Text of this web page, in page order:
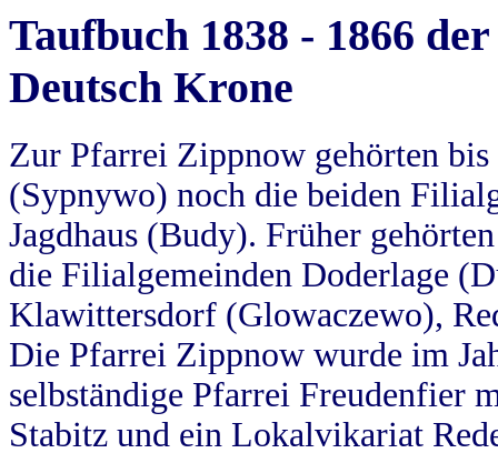
Taufbuch 1838 - 1866
Deutsch Krone
Zur Pfarrei Zippnow gehörten
(Sypnywo) noch die beiden
Jagdhaus (Budy). Früher
die Filialgemeinden Doderlage
Klawittersdorf (Glowaczewo),
Die Pfarrei Zippnow wurde im
selbständige Pfarrei Freudenfier
Stabitz und ein Lokalvikariat